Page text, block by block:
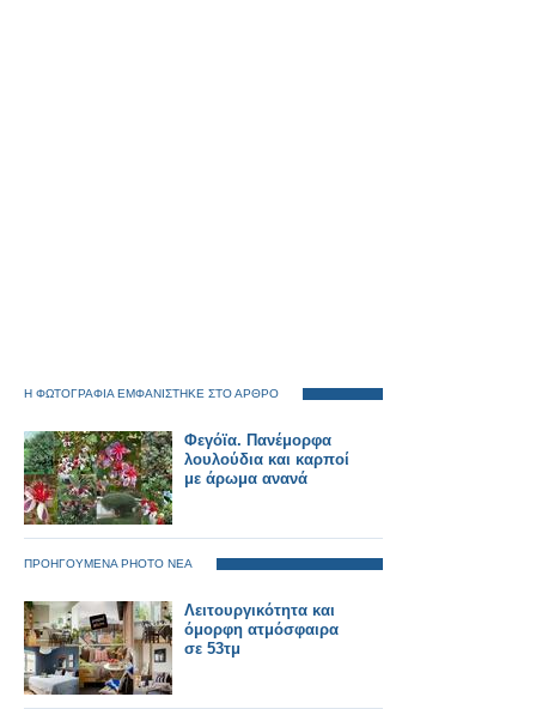
Η ΦΩΤΟΓΡΑΦΙΑ ΕΜΦΑΝΙΣΤΗΚΕ ΣΤΟ ΑΡΘΡΟ
Φεγόϊα. Πανέμορφα
λουλούδια και καρποί
με άρωμα ανανά
ΠΡΟΗΓΟΥΜΕΝΑ PHOTO ΝΕΑ
Λειτουργικότητα και
όμορφη ατμόσφαιρα
σε 53τμ